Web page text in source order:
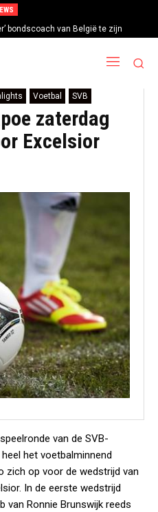
bondscoach van België te zijn
Voetbal SVB
zaterdag
Excelsior
van de SVB-
het voetbalminnend
zich op voor de wedstrijd van
In de eerste wedstrijd
van Ronnie Brunswijk reeds